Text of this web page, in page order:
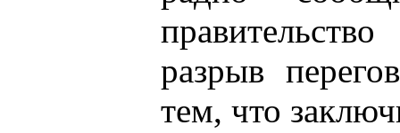
разрыв
тем, что